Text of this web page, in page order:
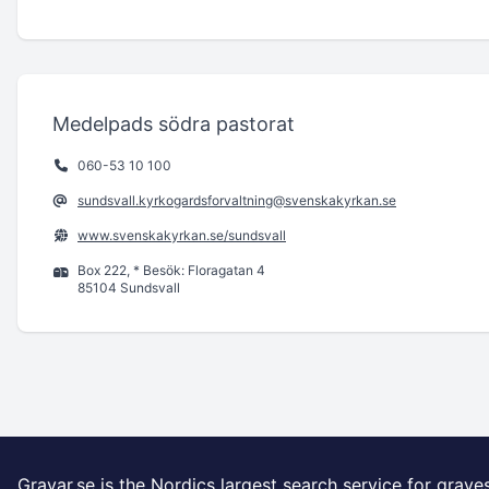
Medelpads södra pastorat
060-53 10 100
sundsvall.kyrkogardsforvaltning@svenskakyrkan.se
www.svenskakyrkan.se/sundsvall
Box 222, * Besök: Floragatan 4
85104 Sundsvall
Gravar.se is the Nordics largest search service for